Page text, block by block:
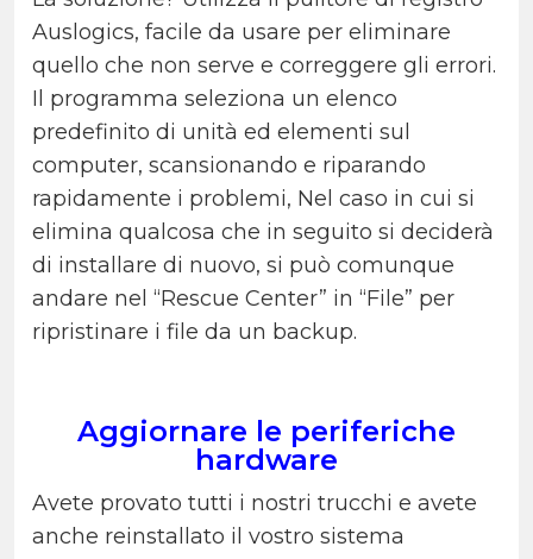
Auslogics, facile da usare per eliminare
quello che non serve e correggere gli errori.
Il programma seleziona un elenco
predefinito di unità ed elementi sul
computer, scansionando e riparando
rapidamente i problemi, Nel caso in cui si
elimina qualcosa che in seguito si deciderà
di installare di nuovo, si può comunque
andare nel “Rescue Center” in “File” per
ripristinare i file da un backup.
Aggiornare le periferiche
hardware
Avete provato tutti i nostri trucchi e avete
anche reinstallato il vostro sistema